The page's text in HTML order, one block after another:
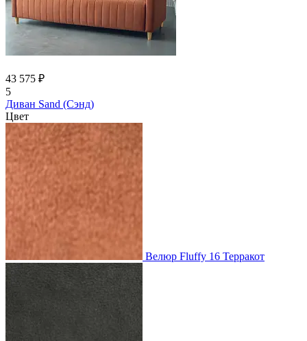
43 575 ₽
5
Диван Sand (Сэнд)
Цвет
Велюр Fluffy 16 Терракот